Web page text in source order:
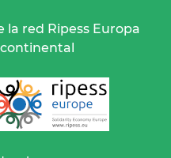
la red Ripess Europa